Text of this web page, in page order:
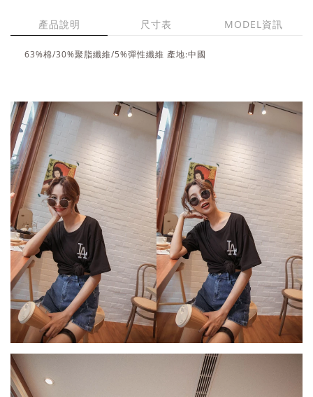
產品說明 尺寸表 MODEL資訊
63%棉/30%聚脂纖維/5%彈性纖維 產地:中國